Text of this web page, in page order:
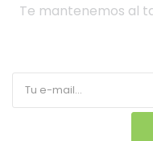
Te mantenemos al